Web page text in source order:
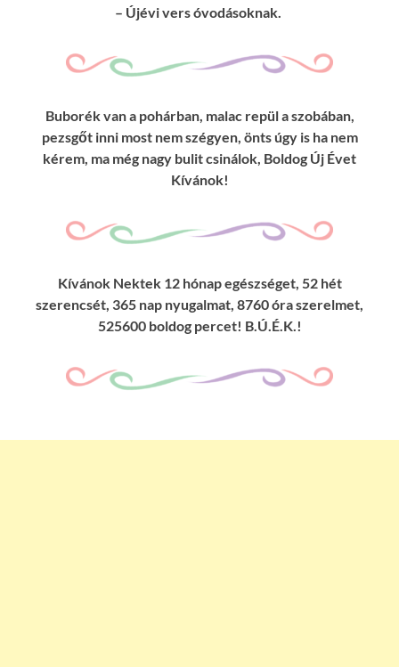
– Újévi vers óvodásoknak.
Buborék van a pohárban, malac repül a szobában,
pezsgőt inni most nem szégyen, önts úgy is ha nem
kérem, ma még nagy bulit csinálok, Boldog Új Évet
Kívánok!
Kívánok Nektek 12 hónap egészséget, 52 hét
szerencsét, 365 nap nyugalmat, 8760 óra szerelmet,
525600 boldog percet! B.Ú.É.K.!